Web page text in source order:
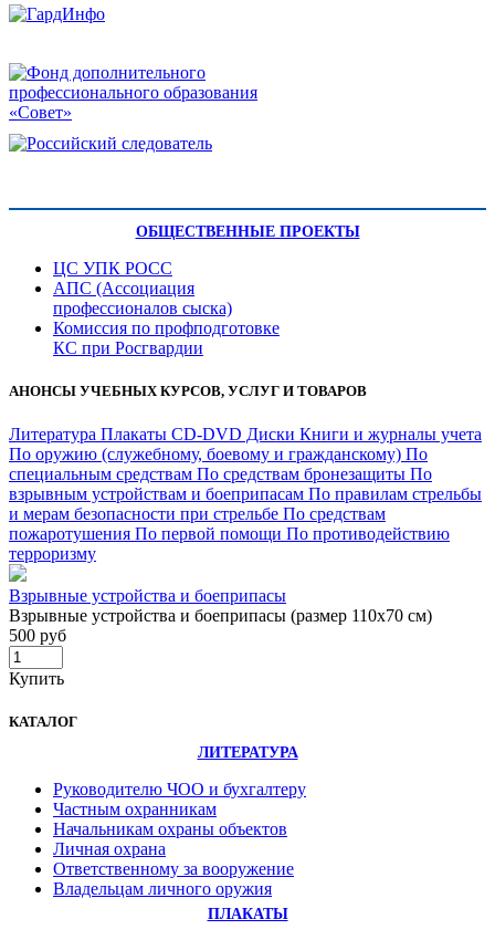
ОБЩЕСТВЕННЫЕ ПРОЕКТЫ
ЦС УПК РОСС
АПС (Ассоциация
профессионалов сыска)
Комиссия по профподготовке
КС при Росгвардии
АНОНСЫ УЧЕБНЫХ КУРСОВ, УСЛУГ И ТОВАРОВ
Литература Плакаты CD-DVD Диски Книги и журналы учета
По оружию (служебному, боевому и гражданскому) По
специальным средствам По средствам бронезащиты По
взрывным устройствам и боеприпасам По правилам стрельбы
и мерам безопасности при стрельбе По средствам
пожаротушения По первой помощи По противодействию
терроризму
Взрывные устройства и боеприпасы
Взрывные устройства и боеприпасы (размер 110х70 см)
500 руб
Купить
КАТАЛОГ
ЛИТЕРАТУРА
Руководителю ЧОО и бухгалтеру
Частным охранникам
Начальникам охраны объектов
Личная охрана
Ответственному за вооружение
Владельцам личного оружия
ПЛАКАТЫ